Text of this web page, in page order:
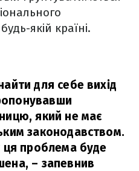
якій країні.
для себе вихід
який не має
законодавством.
ця проблема буде
– запевнив